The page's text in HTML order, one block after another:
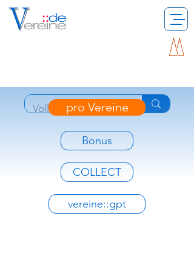
pro Vereine
Bonus
COLLECT
vereine::gpt